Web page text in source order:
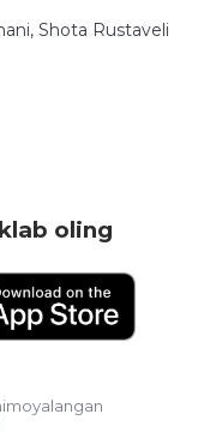
Shota Rustaveli
oling